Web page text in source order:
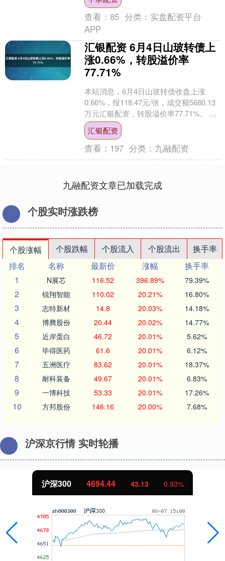
查看：85 分类： 实盘配资平台
APP
汇银配资 6月4日山玻转债上
涨0.66%，转股溢价率
77.71%
本站消息，6月4日山玻转债收盘上涨
0.66%，报118.47元/张，成交额5680.13
万元汇银配资，转股溢价率77.71%。 资
料显示，山玻转债信用级别为“A....
汇银配资
查看： 197 分类： 九融配资
九融配资文章已加载完成
个股实时涨跌榜
个股涨幅 个股跌幅 个股流入 个股流出
换手率
排名
名称 最新价 涨幅
换手率
1
N展芯 116.52 396.89% 79.39%
2 锐翔智能 110.02 20.21% 16.80%
3 志特新材 14.8 20.03% 14.18%
4 博腾股份 20.44 20.02% 14.77%
5 近岸蛋白 46.72 20.01% 5.62%
6 毕得医药 61.6 20.01% 6.12%
7 五洲医疗 83.62 20.01% 18.37%
8 耐科装备 49.67 20.01% 6.83%
9 一博科技 53.33 20.01% 17.26%
10 方邦股份 146.16 20.00% 7.68%
沪深京行情 实时轮播
沪深300 4694.44 43.13 0.93%